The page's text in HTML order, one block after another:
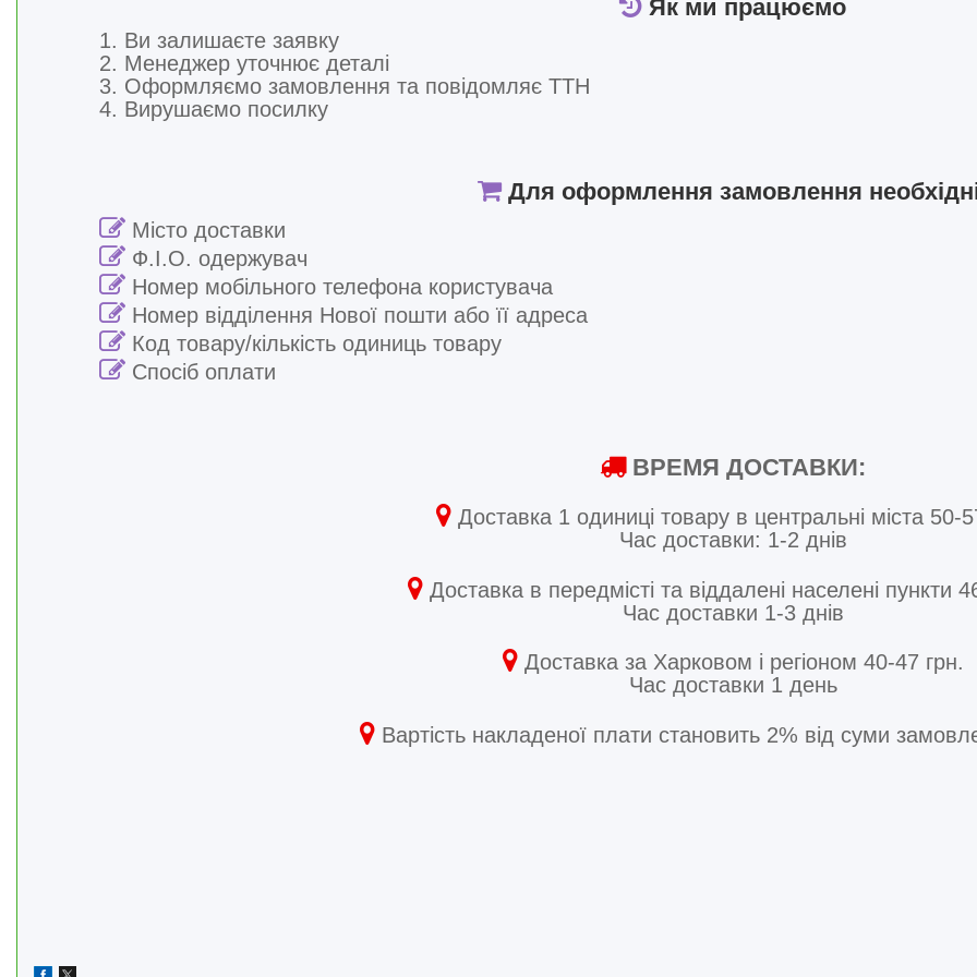
Як ми працюємо
1. Ви залишаєте заявку
2. Менеджер уточнює деталі
3. Оформляємо замовлення та повідомляє ТТН
4. Вирушаємо посилку
Для оформлення замовлення
Місто доставки
Ф.І.О. одержувач
Номер мобільного телефона користувача
Номер відділення Нової пошти або її адреса
Код товару/кількість одиниць товару
Спосіб оплати
ВРЕМЯ ДОСТАВКИ:
Доставка 1 одиниці товару в центральні міста 50-
Час доставки: 1-2 днів
Доставка в передмісті та віддалені населені пункти
Час доставки 1-3 днів
Доставка за Харковом і регіоном 40-47 грн.
Час доставки 1 день
Вартість накладеної плати становить 2% від суми